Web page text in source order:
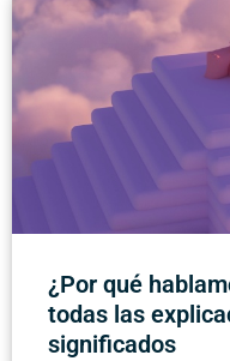
¿Por qué
todas las
significados